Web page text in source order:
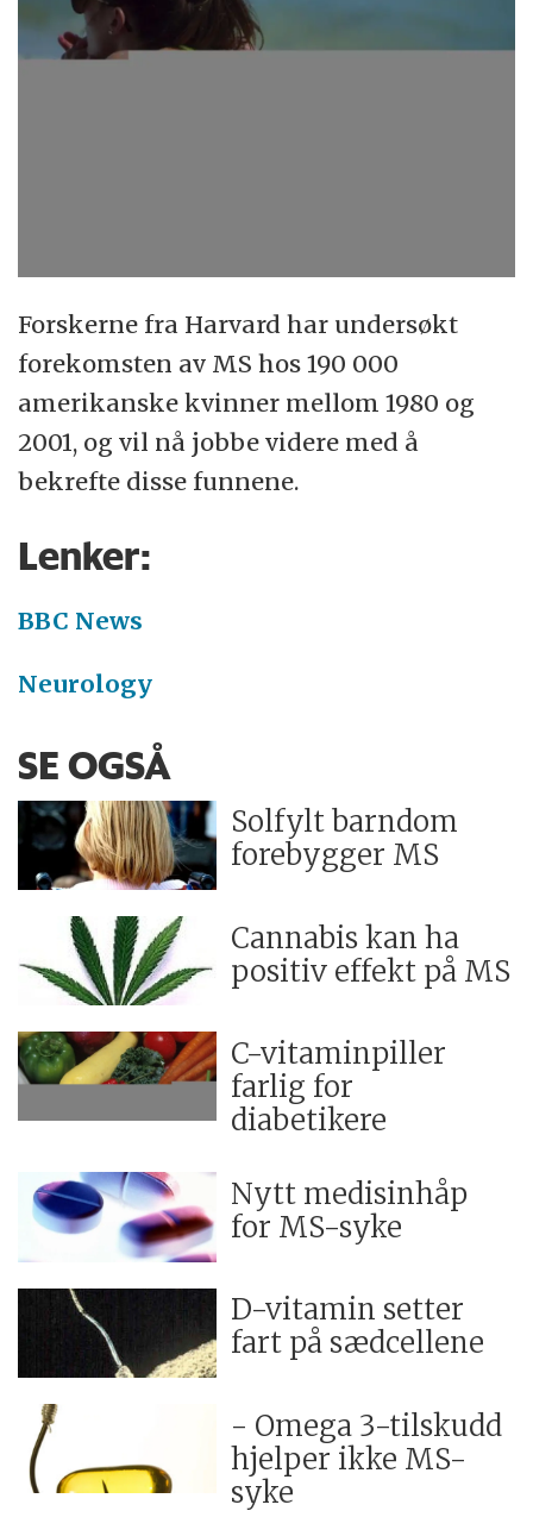
Forskerne fra Harvard har undersøkt
forekomsten av MS hos 190 000
amerikanske kvinner mellom 1980 og
2001, og vil nå jobbe videre med å
bekrefte disse funnene.
Lenker:
BBC News
Neurology
SE OGSÅ
Solfylt barndom
forebygger MS
Cannabis kan ha
positiv effekt på MS
C-vitaminpiller
farlig for
diabetikere
Nytt medisinhåp
for MS-syke
D-vitamin setter
fart på sædcellene
- Omega 3-tilskudd
hjelper ikke MS-
syke